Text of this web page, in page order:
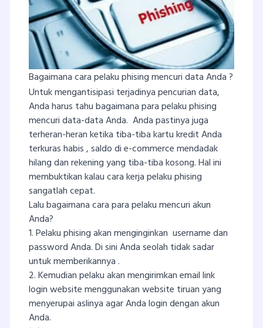
Bagaimana cara pelaku phising mencuri data Anda ?
Untuk mengantisipasi terjadinya pencurian data,
Anda harus tahu bagaimana para pelaku phising
mencuri data-data Anda. Anda pastinya juga
terheran-heran ketika tiba-tiba kartu kredit Anda
terkuras habis , saldo di e-commerce mendadak
hilang dan rekening yang tiba-tiba kosong. Hal ini
membuktikan kalau cara kerja pelaku phising
sangatlah cepat.
Lalu bagaimana cara para pelaku mencuri akun
Anda?
1. Pelaku phising akan menginginkan username dan
password Anda. Di sini Anda seolah tidak sadar
untuk memberikannya .
2. Kemudian pelaku akan mengirimkan email link
login website menggunakan website tiruan yang
menyerupai aslinya agar Anda login dengan akun
Anda.